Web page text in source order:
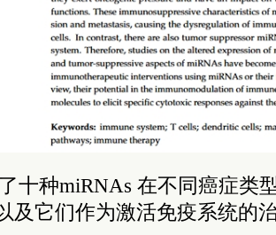
十种miRNAs 在不同癌症类
及它们作为激活免疫系统的